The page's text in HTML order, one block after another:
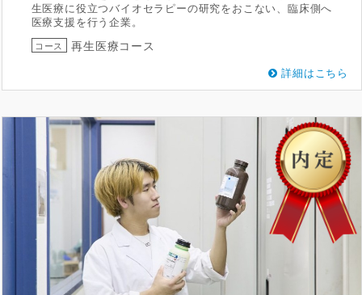
生医療に役立つバイオセラピーの研究をおこない、臨床側へ
医療支援を行う企業。
コース 再生医療コース
詳細はこちら